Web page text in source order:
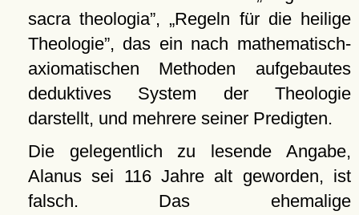
sacra theologia , Regeln für die heilige
Theologie , das ein nach mathematisch-
axiomatischen Methoden aufgebautes
deduktives System der Theologie
darstellt, und mehrere seiner Predigten.
Die gelegentlich zu lesende Angabe,
Alanus sei 116 Jahre alt geworden, ist
falsch. Das ehemalige